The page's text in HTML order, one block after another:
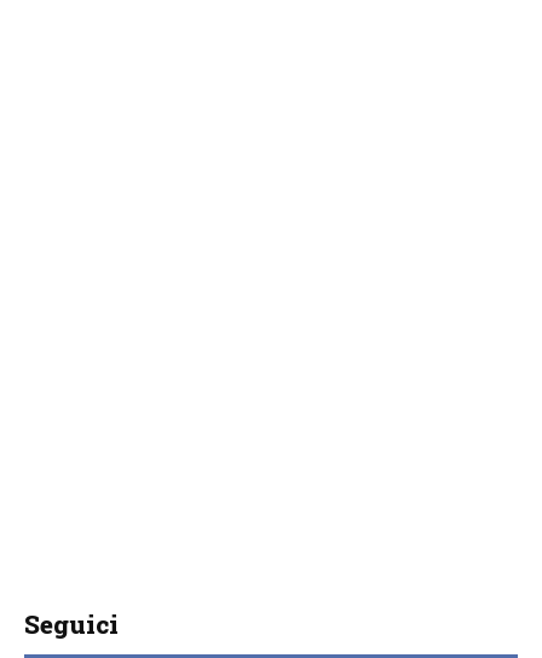
Seguici